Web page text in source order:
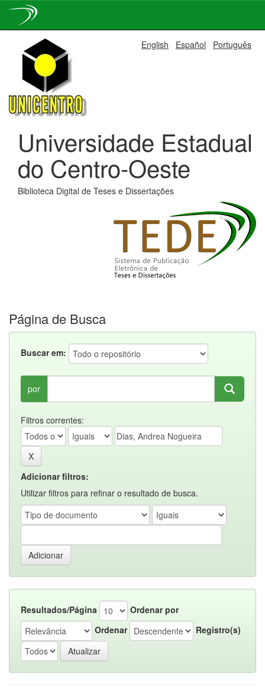
navigation
English Español Português
Universidade Estadual
do Centro-Oeste
Biblioteca Digital de Teses e Dissertações
Página de Busca
Buscar em:
por
Filtros correntes:
Adicionar filtros:
Utilizar filtros para refinar o resultado de busca.
Resultados/Página
Ordenar por
Ordenar
Registro(s)